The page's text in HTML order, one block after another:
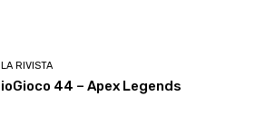
LA RIVISTA
ioGioco 44 – Apex Legends